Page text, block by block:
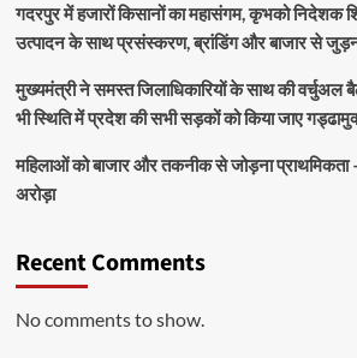
गदरपुर में हजारों किसानों का महासंगम, कृभको निदेशक
उत्पादन के साथ प्रसंस्करण, ब्रांडिंग और बाजार से
मुख्यमंत्री ने समस्त जिलाधिकारियों के साथ की
भी स्थिति में प्रदेश की सभी सड़कों को किया जाए
महिलाओं को बाजार और तकनीक से जोड़ना
अरोड़ा
Recent Comments
No comments to show.